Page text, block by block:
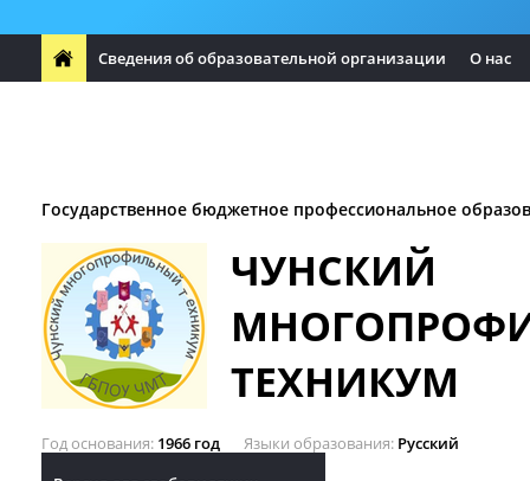
Сведения об образовательной организации О нас
Государственное бюджетное профессиональное
ЧУНСКИЙ
ТЕХНИКУМ
Год основания 1966 год Языки образования Русский